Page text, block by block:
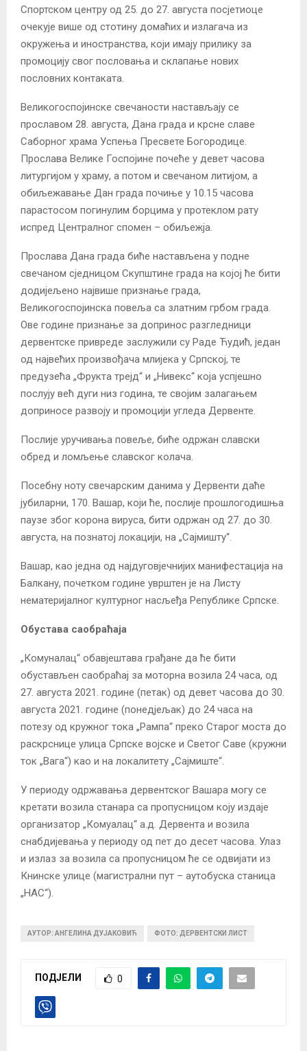
Спортском центру од 25. до 27. августа посјетиоце
очекује више од стотину домаћих и излагача из
окружења и иностранства, који имају прилику за
промоцију свог пословања и склапање нових
пословних контаката.
Великогоспојинске свечаности настављају се
прославом 28. августа, Дана града и крсне славе
Саборног храма Успења Пресвете Богородице.
Прослава Велике Госпојине почеће у девет часова
литургијом у храму, а потом и свечаном литијом, а
обиљежавање Дан града почиње у 10.15 часова
парастосом погинулим борцима у протеклом рату
испред Централног спомен – обиљежја.
Прослава Дана града биће настављена у подне
свечаном сједницом Скупштине града на којој ће бити
додијељено највише признање града,
Великогоспојинска повеља са златним грбом града.
Ове године признање за допринос разгледници
дервентске привреде заслужили су Раде Ћудић, један
од највећих произвођача млијека у Српској, те
предузећа „Фрукта трејд“ и „Нивекс“ која успјешно
послују већ дуги низ година, те својим залагањем
доприносе развоју и промоцији угледа Дервенте.
Послије уручивања повеље, биће одржан славски
обред и ломљење славског колача.
Посебну ноту свечарским данима у Дервенти даће
јубиларни, 170. Вашар, који ће, послије прошлогодишња
паузе због корона вируса, бити одржан од 27. до 30.
августа, на познатој локацији, на „Сајмишту“.
Вашар, као једна од најдуговјечнијих манифестација на
Балкану, почетком године уврштен је на Листу
нематеријалног културног насљеђа Републике Српске.
Обустава саобраћаја
„Комуналац“ обавјештава грађане да ће бити
обустављен саобраћај за моторна возила 24 часа, од
27. августа 2021. године (петак) од девет часова до 30.
августа 2021. године (понедјељак) до 24 часа на
потезу од кружног тока „Рампа“ преко Старог моста до
раскрснице улица Српске војске и Светог Саве (кружни
ток „Вага“) као и на локалитету „Сајмиште“.
У периоду одржавања дервентског Вашара могу се
кретати возила станара са пропусницом коју издаје
организатор „Комуалац“ а.д. Дервента и возила
снабдијевања у периоду од пет до десет часова. Улаз
и излаз за возила са пропусницом ће се одвијати из
Книнске улице (магистрални пут – аутобуска станица
„НАС“).
АУТОР: АНГЕЛИНА ДУЈАКОВИЋ ФОТО: ДЕРВЕНТСКИ ЛИСТ
ПОДЈЕЛИ 0